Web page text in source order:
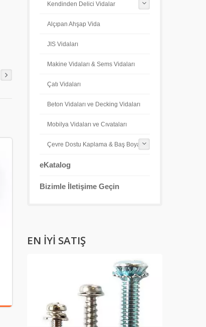
Kendinden Delici Vidalar
Alçıpan Ahşap Vida
JIS Vidaları
Makine Vidaları & Sems Vidaları
Çatı Vidaları
Beton Vidaları ve Decking Vidaları
Mobilya Vidaları ve Cıvataları
Çevre Dostu Kaplama & Baş Boyama
eKatalog
Bizimle İletişime Geçin
EN İYI SATIŞ